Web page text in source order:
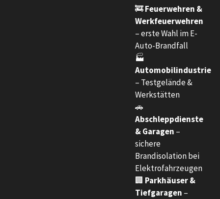
🚒Feuerwehren &
Werkfeuerwehren
– erste Wahl im E-
Auto-Brandfall
🏭
Automobilindustrie
– Testgelände &
Werkstätten
🚗
Abschleppdienste
& Garagen –
sichere
Brandisolation bei
Elektrofahrzeugen
🏢 Parkhäuser &
Tiefgaragen –